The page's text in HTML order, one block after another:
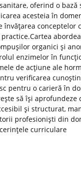
oferind o bază
acesteia în
conceptelor
organici și
enzimelor în
de acțiune ale
verificarea
pentru o carieră în
să își aprofundeze
și structurat,
profesioniști din
curriculare